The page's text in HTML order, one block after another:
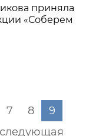
приняла
«Соберем
7 8
9
следующая